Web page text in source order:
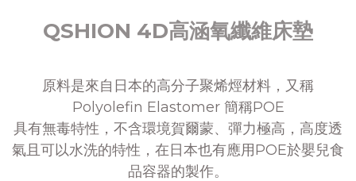
QSHION 4D高涵氧纖維床墊
原料是來自日本的高分子聚烯烴材料，又稱
Polyolefin Elastomer 簡稱POE
具有無毒特性，不含環境賀爾蒙、彈力極高，高度透
氣且可以水洗的特性，在日本也有應用POE於嬰兒食
品容器的製作。